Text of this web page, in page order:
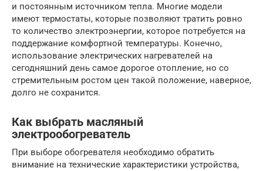
и постоянным источником тепла. Многие модели
имеют термостаты, которые позволяют тратить ровно
то количество электроэнергии, которое потребуется на
поддержание комфортной температуры. Конечно,
использование электрических нагревателей на
сегодняшний день самое дорогое отопление, но со
стремительным ростом цен такой положение, наверное,
долго не сохранится.
Как выбрать масляный
электрообогреватель
При выборе обогревателя необходимо обратить
внимание на технические характеристики устройства,